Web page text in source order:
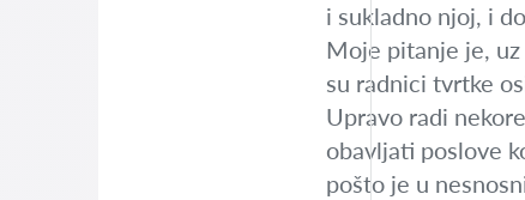
i sukladno njoj, i
Moje pitanje je, uz
su radnici tvrtke
Upravo radi
obavljati poslove
pošto je u